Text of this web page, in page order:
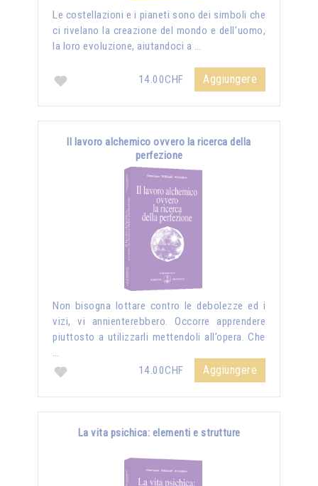
Le costellazioni e i pianeti sono dei simboli che
ci rivelano la creazione del mondo e dell’uomo,
la loro evoluzione, aiutandoci a …
14.00CHF Aggiungere
Il lavoro alchemico ovvero la ricerca della
perfezione
Non bisogna lottare contro le debolezze ed i
vizi, vi annienterebbero. Occorre apprendere
piuttosto a utilizzarli mettendoli all’opera. Che
…
14.00CHF
Aggiungere
La vita psichica: elementi e strutture